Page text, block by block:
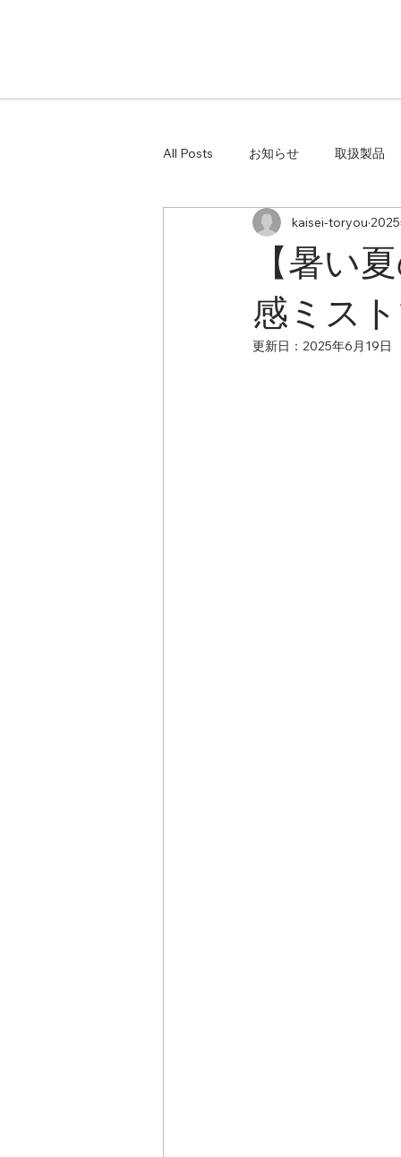
All Posts お知らせ 取扱製品
【暑い
感ミス
kaisei-toryou
更新日： 2025年6月19日